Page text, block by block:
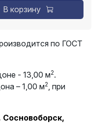
В корзину
по ГОСТ
- 13,00 м2.
– 1,00 м2, при